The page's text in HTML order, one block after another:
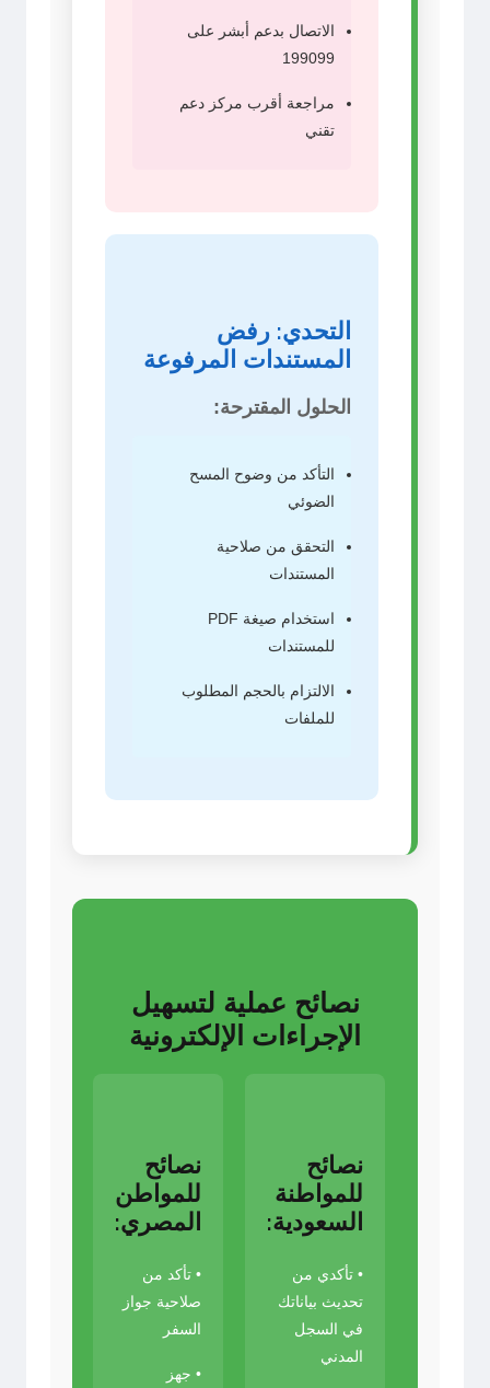
الاتصال بدعم أبشر على
199099
مراجعة أقرب مركز دعم
تقني
التحدي: رفض
المستندات المرفوعة
الحلول المقترحة:
التأكد من وضوح المسح
الضوئي
التحقق من صلاحية
المستندات
استخدام صيغة PDF
للمستندات
الالتزام بالحجم المطلوب
للملفات
نصائح عملية لتسهيل
الإجراءات الإلكترونية
نصائح
للمواطنة
السعودية:
• تأكدي من
تحديث بياناتك
في السجل
المدني
نصائح
للمواطن
المصري:
• تأكد من
صلاحية جواز
السفر
• جهز